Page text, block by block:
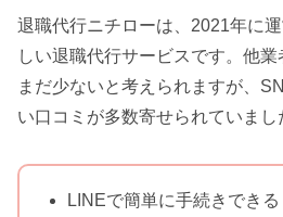
退職代行ニチローは、2021年に
しい退職代行サービスです。他
まだ少ないと考えられますが、
い口コミが多数寄せられていまし
LINEで簡単に手続きできる